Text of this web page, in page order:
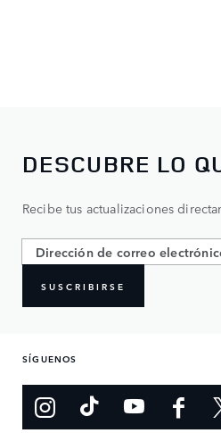
DESCUBRE LO
Recibe tus actualizaciones
SUSCRIBIRSE
SÍGUENOS